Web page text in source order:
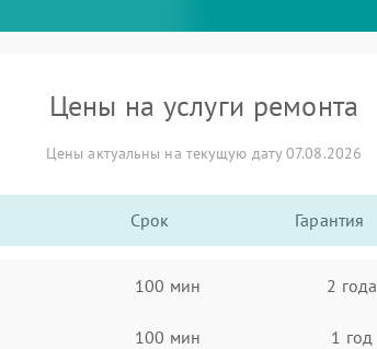
Цены на услуги ремонта
Цены актуальны на текущую дату 07.08.2026
Срок Гарантия
100 мин 2 года
100 мин 1 год